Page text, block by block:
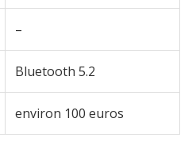
–
Bluetooth 5.2
environ 100 euros